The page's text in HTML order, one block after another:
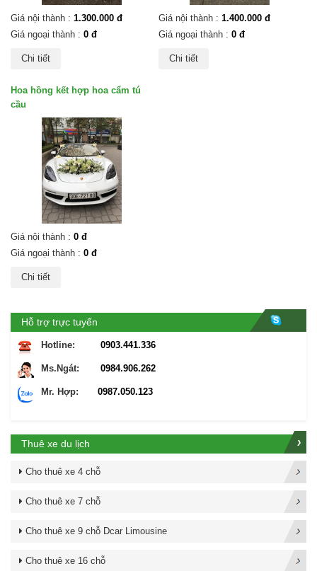
Giá nội thành : 1.300.000 đ
Giá ngoại thành : 0 đ
Chi tiết
Giá nội thành : 1.400.000 đ
Giá ngoại thành : 0 đ
Chi tiết
Hoa hồng kết hợp hoa cẩm tú
cầu
Giá nội thành : 0 đ
Giá ngoại thành : 0 đ
Chi tiết
Hỗ trợ trực tuyến
Hotline: 0903.441.336
Ms.Ngát: 0984.906.262
Mr. Hợp: 0987.050.123
Thuê xe du lịch
Cho thuê xe 4 chỗ
Cho thuê xe 7 chỗ
Cho thuê xe 9 chỗ Dcar Limousine
Cho thuê xe 16 chỗ